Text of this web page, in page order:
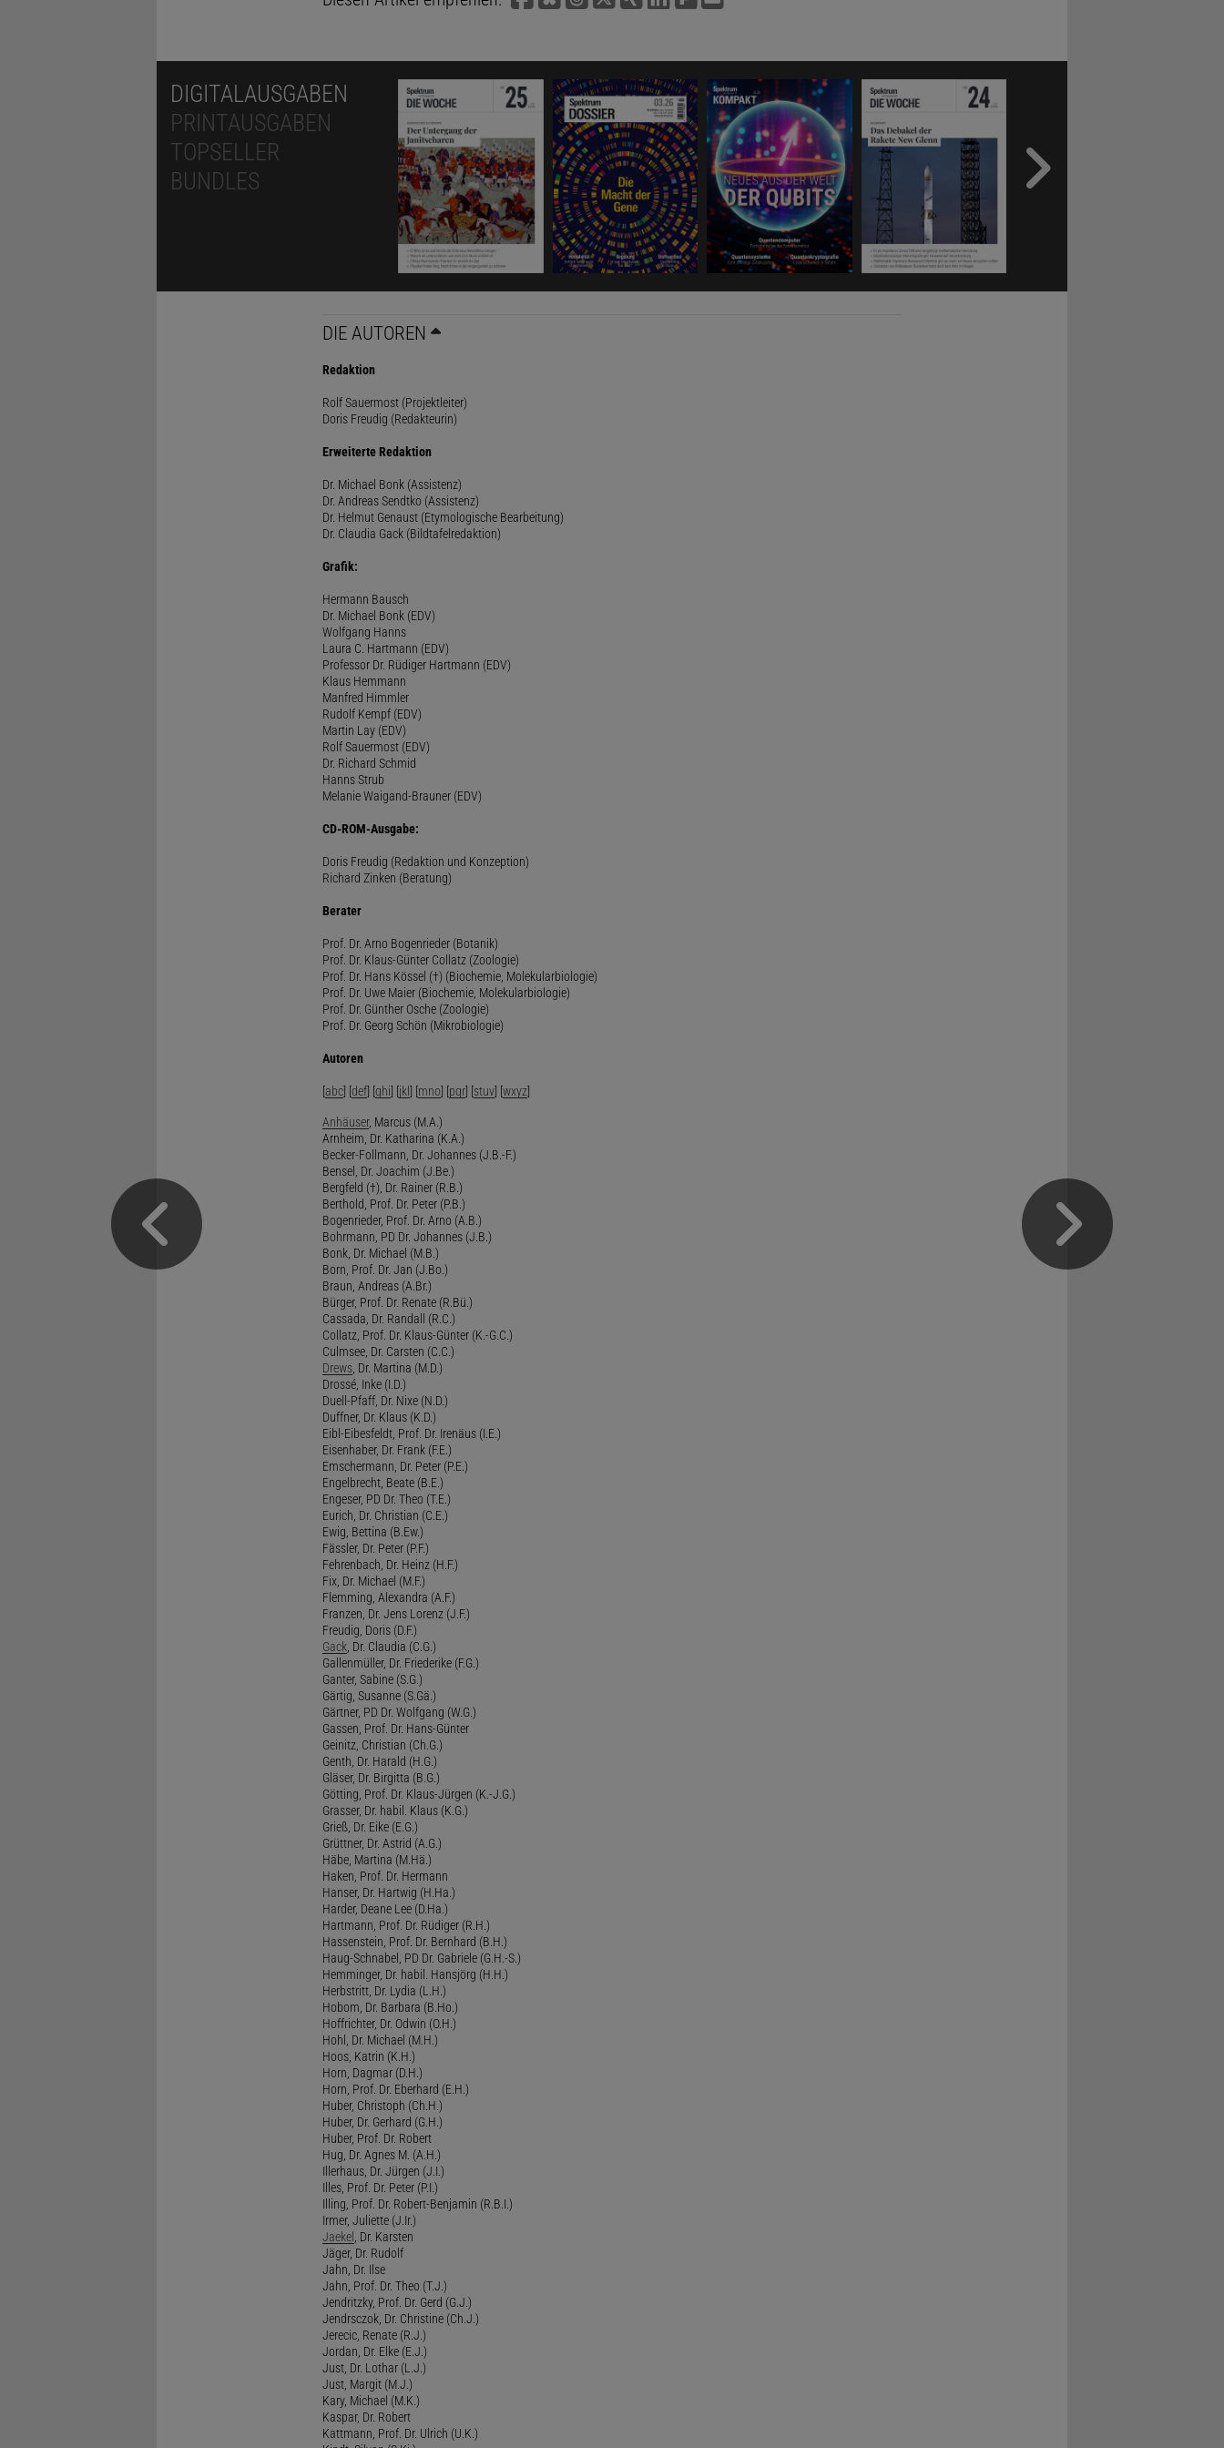
DIGITALAUSGABEN
PRINTAUSGABEN
TOPSELLER
BUNDLES
DIE AUTOREN
Redaktion
Rolf Sauermost (Projektleiter)
Doris Freudig (Redakteurin)
Erweiterte Redaktion
Dr. Michael Bonk (Assistenz)
Dr. Andreas Sendtko (Assistenz)
Dr. Helmut Genaust (Etymologische Bearbeitung)
Dr. Claudia Gack (Bildtafelredaktion)
Grafik:
Hermann Bausch
Dr. Michael Bonk (EDV)
Wolfgang Hanns
Laura C. Hartmann (EDV)
Professor Dr. Rüdiger Hartmann (EDV)
Klaus Hemmann
Manfred Himmler
Rudolf Kempf (EDV)
Martin Lay (EDV)
Rolf Sauermost (EDV)
Dr. Richard Schmid
Hanns Strub
Melanie Waigand-Brauner (EDV)
CD-ROM-Ausgabe:
Doris Freudig (Redaktion und Konzeption)
Richard Zinken (Beratung)
Berater
Prof. Dr. Arno Bogenrieder (Botanik)
Prof. Dr. Klaus-Günter Collatz (Zoologie)
Prof. Dr. Hans Kössel (†) (Biochemie, Molekularbiologie)
Prof. Dr. Uwe Maier (Biochemie, Molekularbiologie)
Prof. Dr. Günther Osche (Zoologie)
Prof. Dr. Georg Schön (Mikrobiologie)
Autoren
[abc] [def] [ghi] [jkl] [mno] [pqr] [stuv] [wxyz]
Anhäuser, Marcus (M.A.)
Arnheim, Dr. Katharina (K.A.)
Becker-Follmann, Dr. Johannes (J.B.-F.)
Bensel, Dr. Joachim (J.Be.)
Bergfeld (†), Dr. Rainer (R.B.)
Berthold, Prof. Dr. Peter (P.B.)
Bogenrieder, Prof. Dr. Arno (A.B.)
Bohrmann, PD Dr. Johannes (J.B.)
Bonk, Dr. Michael (M.B.)
Born, Prof. Dr. Jan (J.Bo.)
Braun, Andreas (A.Br.)
Bürger, Prof. Dr. Renate (R.Bü.)
Cassada, Dr. Randall (R.C.)
Collatz, Prof. Dr. Klaus-Günter (K.-G.C.)
Culmsee, Dr. Carsten (C.C.)
Drews, Dr. Martina (M.D.)
Drossé, Inke (I.D.)
Duell-Pfaff, Dr. Nixe (N.D.)
Duffner, Dr. Klaus (K.D.)
Eibl-Eibesfeldt, Prof. Dr. Irenäus (I.E.)
Eisenhaber, Dr. Frank (F.E.)
Emschermann, Dr. Peter (P.E.)
Engelbrecht, Beate (B.E.)
Engeser, PD Dr. Theo (T.E.)
Eurich, Dr. Christian (C.E.)
Ewig, Bettina (B.Ew.)
Fässler, Dr. Peter (P.F.)
Fehrenbach, Dr. Heinz (H.F.)
Fix, Dr. Michael (M.F.)
Flemming, Alexandra (A.F.)
Franzen, Dr. Jens Lorenz (J.F.)
Freudig, Doris (D.F.)
Gack, Dr. Claudia (C.G.)
Gallenmüller, Dr. Friederike (F.G.)
Ganter, Sabine (S.G.)
Gärtig, Susanne (S.Gä.)
Gärtner, PD Dr. Wolfgang (W.G.)
Gassen, Prof. Dr. Hans-Günter
Geinitz, Christian (Ch.G.)
Genth, Dr. Harald (H.G.)
Gläser, Dr. Birgitta (B.G.)
Götting, Prof. Dr. Klaus-Jürgen (K.-J.G.)
Grasser, Dr. habil. Klaus (K.G.)
Grieß, Dr. Eike (E.G.)
Grüttner, Dr. Astrid (A.G.)
Häbe, Martina (M.Hä.)
Haken, Prof. Dr. Hermann
Hanser, Dr. Hartwig (H.Ha.)
Harder, Deane Lee (D.Ha.)
Hartmann, Prof. Dr. Rüdiger (R.H.)
Hassenstein, Prof. Dr. Bernhard (B.H.)
Haug-Schnabel, PD Dr. Gabriele (G.H.-S.)
Hemminger, Dr. habil. Hansjörg (H.H.)
Herbstritt, Dr. Lydia (L.H.)
Hobom, Dr. Barbara (B.Ho.)
Hoffrichter, Dr. Odwin (O.H.)
Hohl, Dr. Michael (M.H.)
Hoos, Katrin (K.H.)
Horn, Dagmar (D.H.)
Horn, Prof. Dr. Eberhard (E.H.)
Huber, Christoph (Ch.H.)
Huber, Dr. Gerhard (G.H.)
Huber, Prof. Dr. Robert
Hug, Dr. Agnes M. (A.H.)
Illerhaus, Dr. Jürgen (J.I.)
Illes, Prof. Dr. Peter (P.I.)
Illing, Prof. Dr. Robert-Benjamin (R.B.I.)
Irmer, Juliette (J.Ir.)
Jaekel
, Dr. Karsten
Jäger, Dr. Rudolf
Jahn, Dr. Ilse
Jahn, Prof. Dr. Theo (T.J.)
Jendritzky, Prof. Dr. Gerd (G.J.)
Jendrsczok, Dr. Christine (Ch.J.)
Jerecic, Renate (R.J.)
Jordan, Dr. Elke (E.J.)
Just, Dr. Lothar (L.J.)
Just, Margit (M.J.)
Kary, Michael (M.K.)
Kaspar, Dr. Robert
Kattmann, Prof. Dr. Ulrich (U.K.)